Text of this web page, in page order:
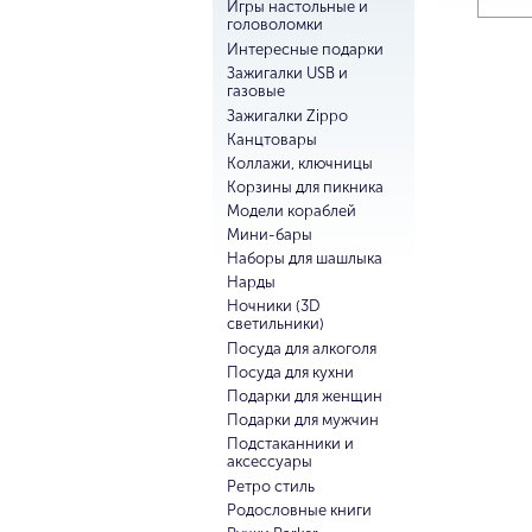
Игры настольные и
головоломки
Интересные подарки
Зажигалки USB и
газовые
Зажигалки Zippo
Канцтовары
Коллажи, ключницы
Корзины для пикника
Модели кораблей
Мини-бары
Наборы для шашлыка
Нарды
Ночники (3D
светильники)
Посуда для алкоголя
Посуда для кухни
Подарки для женщин
Подарки для мужчин
Подстаканники и
аксессуары
Ретро стиль
Родословные книги